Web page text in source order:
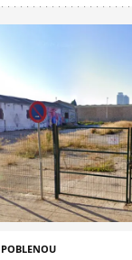
POBLENOU